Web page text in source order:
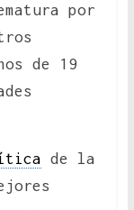
por
de 19
de la